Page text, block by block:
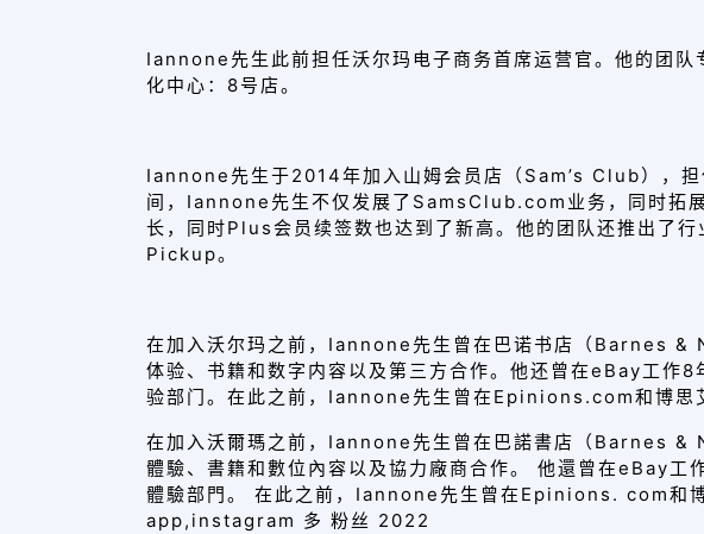
Iannone先生此前担任沃尔玛电子商务首席运营官。他的团
化中心：8号店。
Iannone先生于2014年加入山姆会员店（Sam’s Club），
间，Iannone先生不仅发展了SamsClub.com业务，同时拓
长，同时Plus会员续签数也达到了新高。他的团队还推出了
Pickup。
在加入沃尔玛之前，Iannone先生曾在巴诺书店（Barnes &
体验、书籍和数字内容以及第三方合作。他还曾在eBay工作
验部门。在此之前，Iannone先生曾在Epinions.com和博
在加入沃爾瑪之前，Iannone先生曾在巴諾書店（Barnes &
體驗、書籍和數位內容以及協力廠商合作。 他還曾在eBay工
體驗部門。 在此之前，Iannone先生曾在Epinions. com
app,instagram 多 粉丝 2022